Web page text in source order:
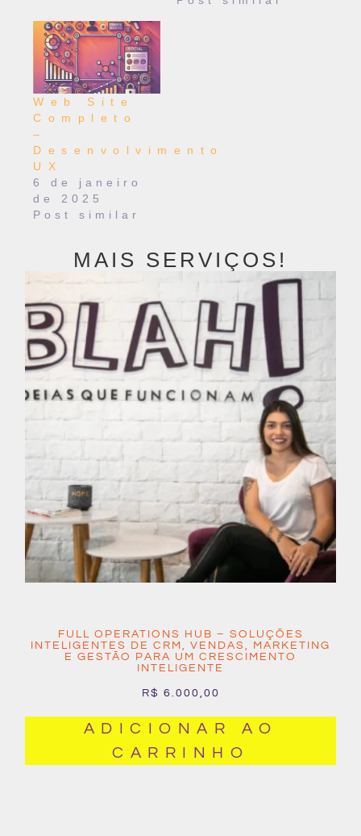
Web Site
Completo
–
Desenvolvimento
UX
6 de janeiro
de 2025
Post similar
MAIS SERVIÇOS!
FULL OPERATIONS HUB – SOLUÇÕES
INTELIGENTES DE CRM, VENDAS, MARKETING
E GESTÃO PARA UM CRESCIMENTO
INTELIGENTE
R$ 6.000,00
ADICIONAR AO
CARRINHO